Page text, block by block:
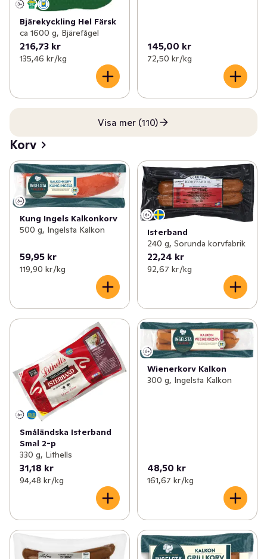
Bjärekyckling Hel Färsk
ca 1600 g, Bjärefågel
216,73 kr
135,46 kr /kg
145,00 kr
72,50 kr /kg
Visa mer (110)
Korv
Kung Ingels Kalkonkorv
500 g, Ingelsta Kalkon
59,95 kr
119,90 kr /kg
Isterband
240 g, Sorunda korvfabrik
22,24 kr
92,67 kr /kg
Småländska Isterband
Smal 2-p
330 g, Lithells
31,18 kr
94,48 kr /kg
Wienerkorv Kalkon
300 g, Ingelsta Kalkon
48,50 kr
161,67 kr /kg